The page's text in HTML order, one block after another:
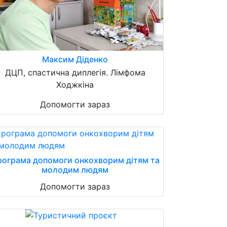
Максим Діденко
ДЦП, спастична диплегія. Лімфома
Ходжкіна
Допомогти зараз
допомоги онкохворим дітям та
молодим людям
Допомогти зараз